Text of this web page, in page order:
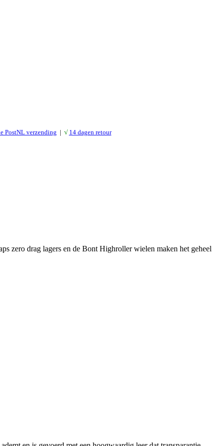
PostNL verzending | √ 14 dagen retour
zero drag lagers en de Bont Highroller wielen maken het geheel